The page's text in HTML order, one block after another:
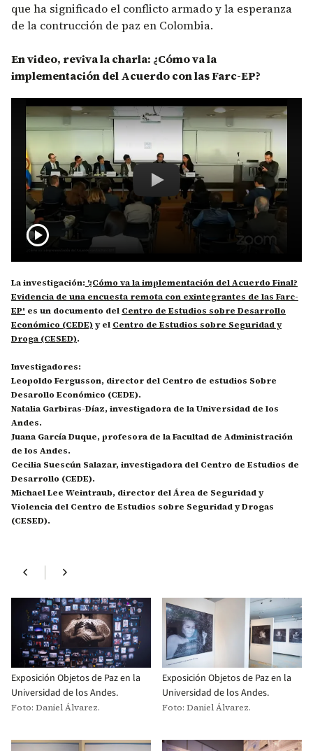
que ha significado el conflicto armado y la esperanza
de la contrucción de paz en Colombia.
En video, reviva la charla: ¿Cómo va la
implementación del Acuerdo con las Farc-EP?
Remote video URL
¿Cómo va la implementación
play_circle
La investigación: '¿Cómo va la implementación del Acuerdo Final?
Evidencia de una encuesta remota con exintegrantes de las Farc-
EP' es un documento del Centro de Estudios sobre Desarrollo
Económico (CEDE) y el Centro de Estudios sobre Seguridad y
Droga (CESED).
Investigadores:
Leopoldo Fergusson, director del Centro de estudios Sobre
Desarollo Económico (CEDE).
Natalia Garbiras-Díaz, investigadora de la Universidad de los
Andes.
Juana García Duque, profesora de la Facultad de Administración
de los Andes.
Cecilia Suescún Salazar, investigadora del Centro de Estudios de
Desarrollo (CEDE).
Michael Lee Weintraub, director del Área de Seguridad y
Violencia del Centro de Estudios sobre Seguridad y Drogas
(CESED).
chevron_left chevron_right
Exposición Objetos de Paz en la
Universidad de los Andes.
Foto: Daniel Álvarez.
Exposición Objetos de Paz en la
Universidad de los Andes.
Foto: Daniel Álvarez.